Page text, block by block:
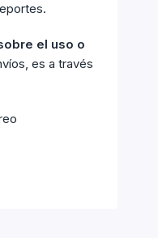
el uso o
es a través